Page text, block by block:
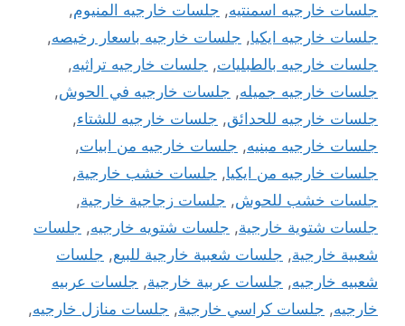
جلسات خارجيه اسمنتيه, جلسات خارجيه المنيوم,
جلسات خارجيه ايكيا, جلسات خارجيه باسعار رخيصه,
جلسات خارجيه بالطبليات, جلسات خارجيه تراثيه,
جلسات خارجيه جميله, جلسات خارجيه في الحوش,
جلسات خارجيه للحدائق, جلسات خارجيه للشتاء,
جلسات خارجيه مبنيه, جلسات خارجيه من ابيات,
جلسات خارجيه من ايكيا, جلسات خشب خارجية,
جلسات خشب للحوش, جلسات زجاجية خارجية,
جلسات شتوية خارجية, جلسات شتويه خارجيه, جلسات
شعبية خارجية, جلسات شعبية خارجية للبيع, جلسات
شعبيه خارجيه, جلسات عربية خارجية, جلسات عربيه
خارجيه, جلسات كراسي خارجية, جلسات منازل خارجيه,